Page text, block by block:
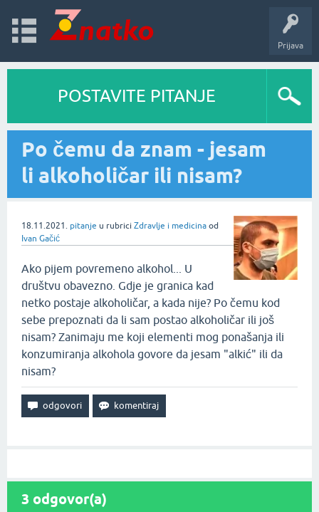
Prijava
POSTAVITE PITANJE
Po čemu da znam - jesam
li alkoholičar ili nisam?
18.11.2021. pitanje u rubrici Zdravlje i medicina od
Ivan Gačić
Ako pijem povremeno alkohol... U
društvu obavezno. Gdje je granica kad
netko postaje alkoholičar, a kada nije? Po čemu kod
sebe prepoznati da li sam postao alkoholičar ili još
nisam? Zanimaju me koji elementi mog ponašanja ili
konzumiranja alkohola govore da jesam "alkić" ili da
nisam?
3 odgovor(a)